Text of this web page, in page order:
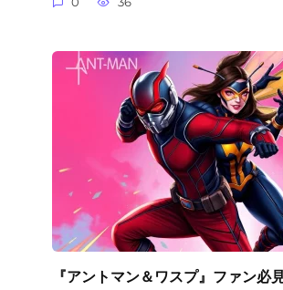
『アントマン＆ワスプ』ファン必